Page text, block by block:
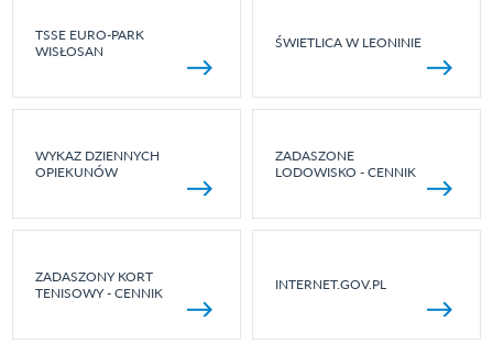
TSSE EURO-PARK
WISŁOSAN
ŚWIETLICA W LEONINIE
WYKAZ DZIENNYCH
OPIEKUNÓW
ZADASZONE
LODOWISKO - CENNIK
ZADASZONY KORT
TENISOWY - CENNIK
INTERNET.GOV.PL